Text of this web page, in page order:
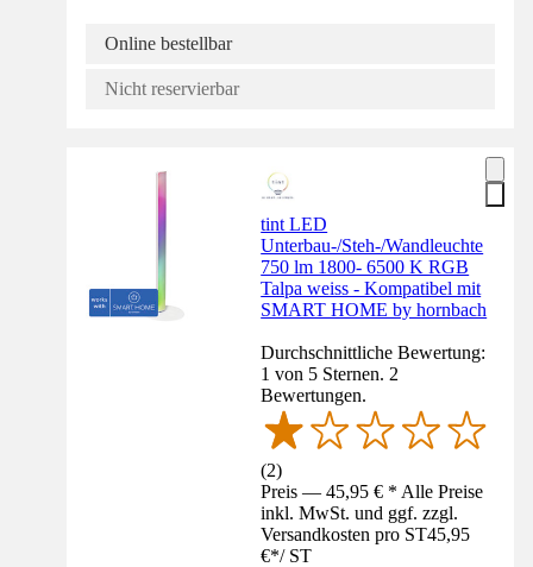
Online bestellbar
Nicht reservierbar
tint LED
Unterbau-/Steh-/Wandleuchte
750 lm 1800- 6500 K RGB
Talpa weiss - Kompatibel mit
SMART HOME by hornbach
Durchschnittliche Bewertung:
1 von 5 Sternen. 2
Bewertungen.
(2)
Preis — 45,95 € * Alle Preise
inkl. MwSt. und ggf. zzgl.
Versandkosten pro ST45,95
€*/ ST